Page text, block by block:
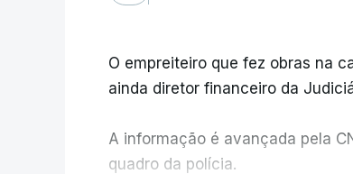
O empreiteiro que fez obras na
ainda diretor financeiro da
A informação é avançada pela
quadro da polícia.